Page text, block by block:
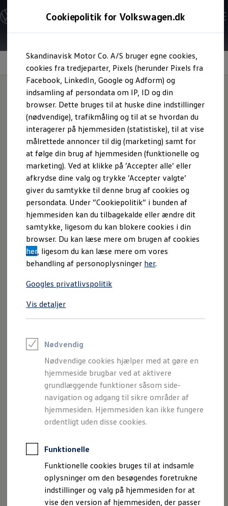
Cookiepolitik for Volkswagen.dk
Skandinavisk Motor Co. A/S bruger egne cookies,
cookies fra tredjeparter, Pixels (herunder Pixels fra
Facebook, LinkedIn, Google og Adform) og
indsamling af persondata om IP, ID og din
browser. Dette bruges til at huske dine indstillinger
(nødvendige), trafikmåling og til at se hvordan du
interagerer på hjemmesiden (statistiske), til at vise
målrettede annoncer til dig (marketing) samt for
at følge din brug af hjemmesiden (funktionelle og
marketing). Ved at klikke på ’Accepter alle’ eller
afkrydse dine valg og trykke ’Accepter valgte’
giver du samtykke til denne brug af cookies og
persondata. Under ”Cookiepolitik” i bunden af
hjemmesiden kan du tilbagekalde eller ændre dit
samtykke, ligesom du kan blokere cookies i din
browser. Du kan læse mere om brugen af cookies
her, ligesom du kan læse mere om vores
behandling af personoplysninger her.
Googles privatlivspolitik
Vis detaljer
Nødvendig
Nødvendige cookies hjælper med at gøre en
hjemmeside brugbar ved at aktivere
grundlæggende funktioner såsom side-
navigation og adgang til sikre områder af
hjemmesiden. Hjemmesiden kan ikke fungere
ordentligt uden disse cookies.
Funktionelle
Funktionelle cookies bruges til at indsamle
oplysninger om den besøgendes foretrukne
indstillinger og valg på hjemmesiden for at
vise den version af hjemmesiden, der passer
hovedindhold
footer
Modeller og konfigurator
Byg din Volkswagen
Alle modeller
Kend din Volkswagen
Erhvervsbiler
Værktøjskassen
ConnectedFleet
Service
California on Tour app
Elektriske biler
Elbiler
ID. Polo
ID. Cross
ID.3 Neo
ID.4
ID.5
ID.7
ID.7 Tourer
ID. Buzz
Konceptbiler
ID. EVERY1
ID. 2all & ID. GTI
Varebiler på el
Elektromobilitet i dagligdagen
Eldrevne modeller
ID. Buzz Cargo
Opladning og Rækkevidde
Opladning med Clever
Opladning med Clever - Erhvervsbiler
Udregn din rækkevidde
Lær din ID. at kende
Varmepumpe
Energieffektivitet
Teaser Battery Regulation
Software og konnektivitet
ID. Software 6.0
ID.- softwareversioner og opdateringer
Grænseflader til din ID.
Køb og leasing
Lagerbiler til hurtig levering
Book en prøvetur
Bestil et tilbud
Brugte biler
Pendlerleasing
Budgetberegner
Firmabil
Hold hverdagen kørende med Clever
Hold hverdagen
kørende med Clever
Kør med på Danmarks største ladenetværk
Med Clever har opladning aldrig været nemmere eller mere
tilgængeligt. Du kan lade, når og hvor du vil - på farten, ved
supermarkeder og shoppingcentre, i byerne, på
arbejdspladsen -og selvfølgelig derhjemme.Clever er et
valg om bekymringsfri opladning, så du kan koncentrere dig
om vigtigere ting i livet.
Imprint
Cookiepolitik
Handelsbetingelser
Volkswagen AG (Kolofon og juridiske tekster)
Oplysninger om tilgængelighed
EU Data Act